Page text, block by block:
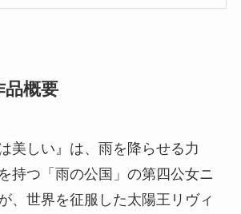
品概要
美しい』は、雨を降らせる力
持つ「雨の公国」の第四公女ニ
、世界を征服した太陽王リヴィ